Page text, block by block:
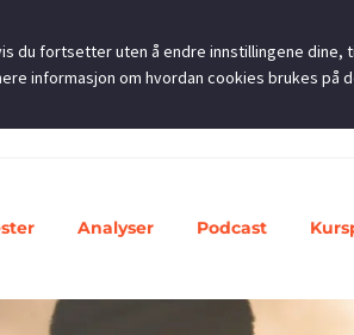
Analyser Podcast
du fortsetter uten å endre innstillingene dine,
informasjon om hvordan cookies brukes